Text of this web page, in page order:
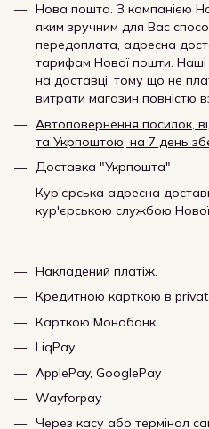
Нова пошта. З компанією
яким зручним для Вас
передоплата, адресна
тарифам Нової пошти. Наші
на доставці, тому що не
витрати магазин повністю
Автоповернення посилок,
та Укрпоштою, на 7 день
Доставка "Укрпошта"
Кур'єрська адресна
кур'єрською службою
Накладений платіж.
Кредитною карткою в
Карткою Монобанк
LiqPay
ApplePay, GooglePay
Wayforpay
Через касу або термінал